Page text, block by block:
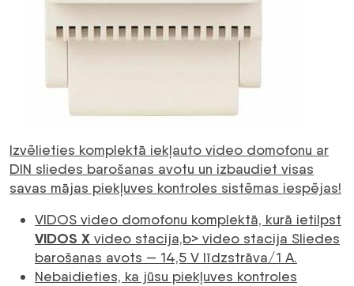
Izvēlieties komplektā iekļauto video domofonu ar
DIN sliedes barošanas avotu un izbaudiet visas
savas mājas piekļuves kontroles sistēmas iespējas!
VIDOS video domofonu komplektā, kurā ietilpst
VIDOS X video stacija,b> video stacija Sliedes
barošanas avots — 14,5 V līdzstrāva/1 A.
Nebaidieties, ka jūsu piekļuves kontroles